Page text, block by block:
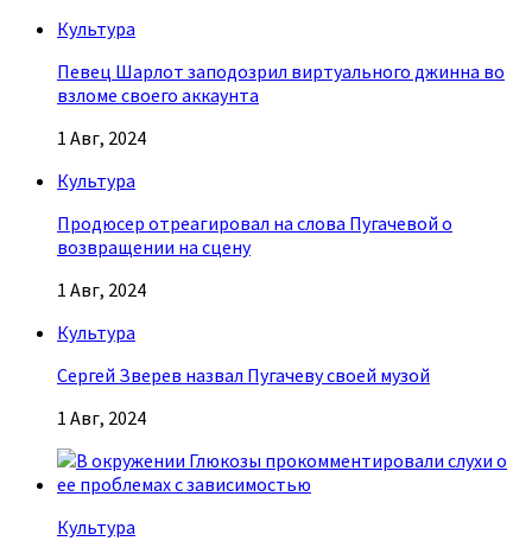
Культура
Певец Шарлот заподозрил виртуального джинна во
взломе своего аккаунта
1 Авг, 2024
Культура
Продюсер отреагировал на слова Пугачевой о
возвращении на сцену
1 Авг, 2024
Культура
Сергей Зверев назвал Пугачеву своей музой
1 Авг, 2024
Культура